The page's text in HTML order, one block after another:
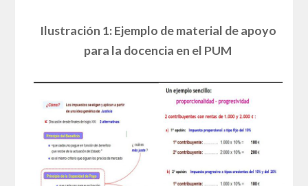
Ilustración 1: Ejemplo de material de apoyo
para la docencia en el PUM